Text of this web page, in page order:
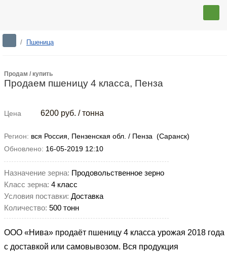
/ Пшеница
Продам / купить
Продаем пшеницу 4 класса, Пенза
Цена 6200 руб. / тонна
Регион: вся Россия, Пензенская обл. / Пенза (Саранск)
Обновлено: 16-05-2019 12:10
Назначение зерна: Продовольственное зерно
Класс зерна: 4 класс
Условия поставки: Доставка
Количество: 500 тонн
ООО «Нива» продаёт пшеницу 4 класса урожая 2018 года
с доставкой или самовывозом. Вся продукция